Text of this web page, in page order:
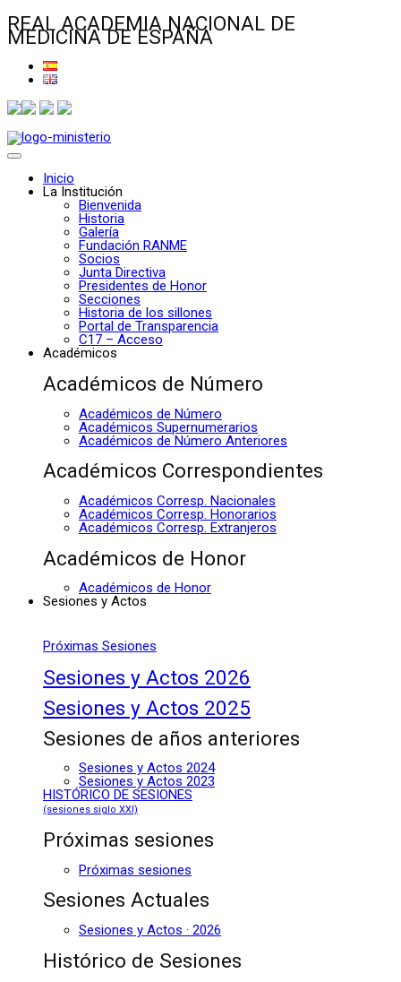
REAL ACADEMIA NACIONAL DE
MEDICINA DE ESPAÑA
Inicio
La Institución
Bienvenida
Historia
Galería
Fundación RANME
Socios
Junta Directiva
Presidentes de Honor
Secciones
Historia de los sillones
Portal de Transparencia
C17 – Acceso
Académicos
Académicos de Número
Académicos de Número
Académicos Supernumerarios
Académicos de Número Anteriores
Académicos Correspondientes
Académicos Corresp. Nacionales
Académicos Corresp. Honorarios
Académicos Corresp. Extranjeros
Académicos de Honor
Académicos de Honor
Sesiones y Actos
Próximas Sesiones
Sesiones y Actos 2026
Sesiones y Actos 2025
Sesiones de años anteriores
Sesiones y Actos 2024
Sesiones y Actos 2023
HISTÓRICO DE SESIONES
(sesiones siglo XXI)
Próximas sesiones
Próximas sesiones
Sesiones Actuales
Sesiones y Actos · 2026
Histórico de Sesiones